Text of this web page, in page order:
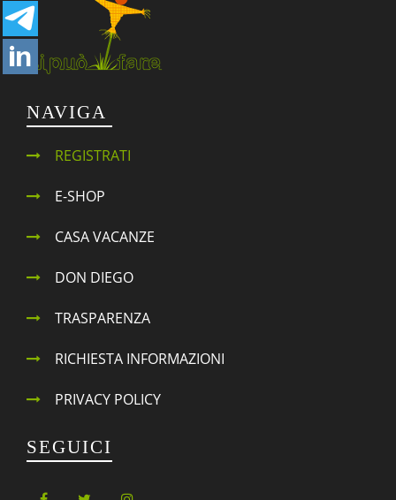
NAVIGA
REGISTRATI
E-SHOP
CASA VACANZE
DON DIEGO
TRASPARENZA
RICHIESTA INFORMAZIONI
PRIVACY POLICY
SEGUICI